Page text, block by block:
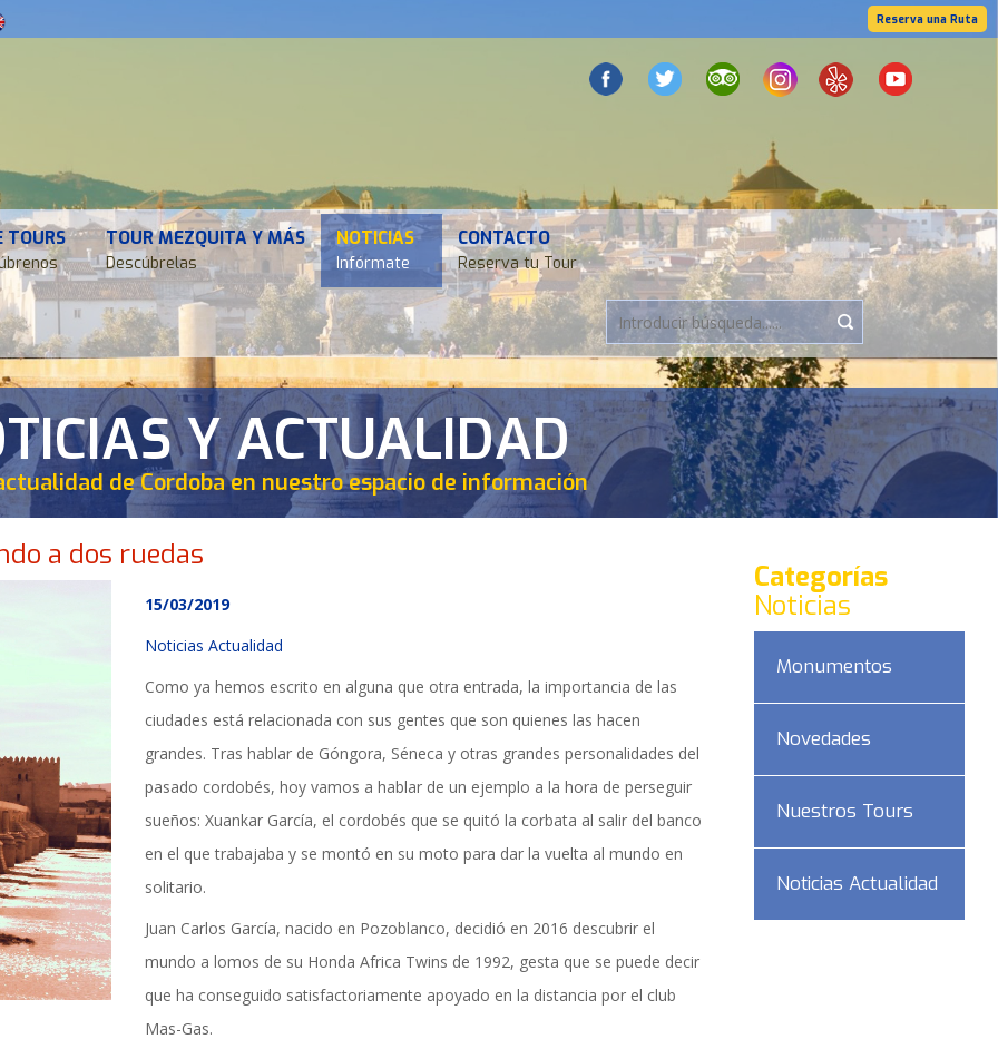
Reserva una Ruta
TOURS TOUR MEZQUITA Y MÁS
Descúbrelas
NOTICIAS
Infórmate
CONTACTO
Reserva tu Tour
Y ACTUALIDAD
de Cordoba en nuestro espacio de información
Y ACTUALIDAD
de Cordoba en nuestro espacio de información
a dos ruedas
15/03/2019
Noticias Actualidad
Como ya hemos escrito en alguna que otra entrada, la importancia de las
ciudades está relacionada con sus gentes que son quienes las hacen
grandes. Tras hablar de Góngora, Séneca y otras grandes personalidades del
pasado cordobés, hoy vamos a hablar de un ejemplo a la hora de perseguir
sueños: Xuankar García, el cordobés que se quitó la corbata al salir del banco
en el que trabajaba y se montó en su moto para dar la vuelta al mundo en
solitario.
Juan Carlos García, nacido en Pozoblanco, decidió en 2016 descubrir el
mundo a lomos de su Honda Africa Twins de 1992, gesta que se puede decir
que ha conseguido satisfactoriamente apoyado en la distancia por el club
Mas-Gas.
Categorías
Noticias
Monumentos
Novedades
Nuestros Tours
Noticias Actualidad